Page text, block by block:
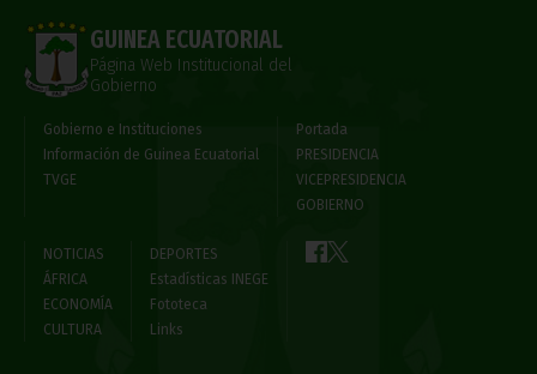
GUINEA ECUATORIAL
Página Web Institucional del
Gobierno
Gobierno e Instituciones
Información de Guinea Ecuatorial
TVGE
Portada
PRESIDENCIA
VICEPRESIDENCIA
GOBIERNO
NOTICIAS
ÁFRICA
ECONOMÍA
CULTURA
DEPORTES
Estadísticas INEGE
Fototeca
Links